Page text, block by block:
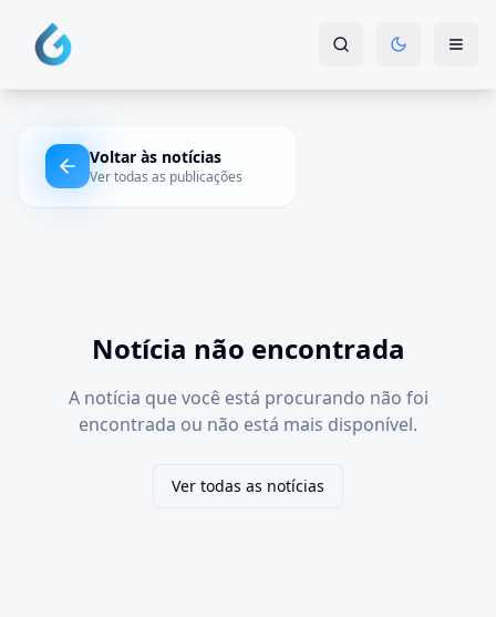
Voltar às notícias
Ver todas as publicações
Notícia não encontrada
A notícia que você está procurando não foi
encontrada ou não está mais disponível.
Ver todas as notícias